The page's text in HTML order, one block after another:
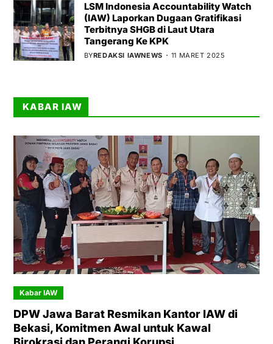
LSM Indonesia Accountability Watch
(IAW) Laporkan Dugaan Gratifikasi
Terbitnya SHGB di Laut Utara
Tangerang Ke KPK
BYREDAKSI IAWNEWS 11 MARET 2025
KABAR IAW
Kabar IAW
DPW Jawa Barat Resmikan Kantor IAW di
Bekasi, Komitmen Awal untuk Kawal